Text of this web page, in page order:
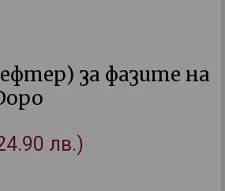
за фазите на
лв.)